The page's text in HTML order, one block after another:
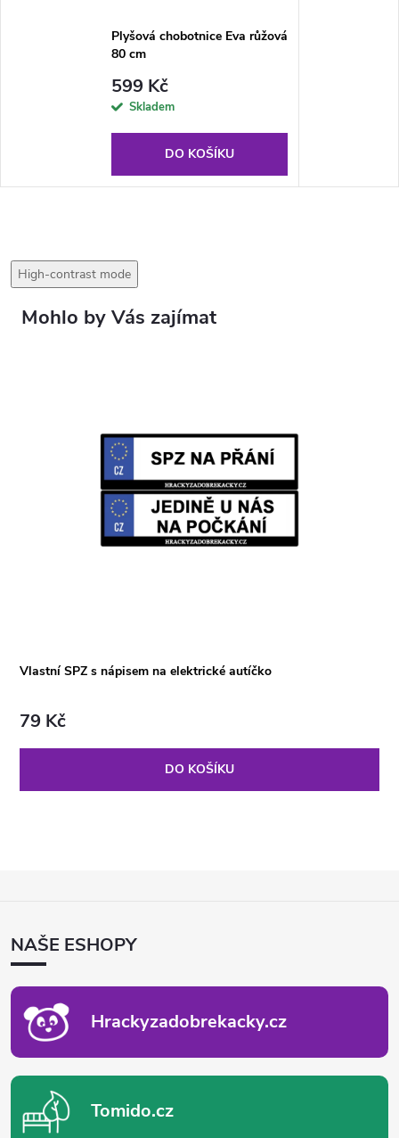
Plyšová chobotnice Eva růžová
80 cm
599 Kč
Skladem
DO KOŠÍKU
High-contrast mode
Vlastní SPZ s nápisem na elektrické autíčko
79 Kč
DO KOŠÍKU
ANAŠE ESHOPY
Hrackyzadobrekacky.cz
Tomido.cz